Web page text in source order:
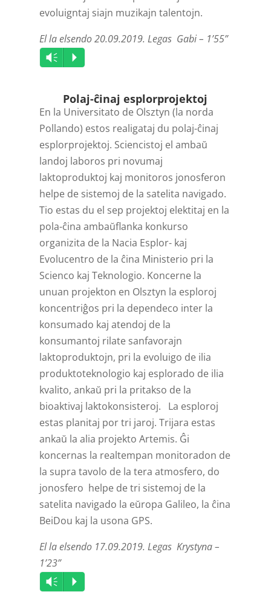
evoluigntaj siajn muzikajn talentojn.
El la elsendo 20.09.2019. Legas Gabi – 1’55”
Audio
Player
Vm P
Polaj-ĉinaj esplorprojektoj
En la Universitato de Olsztyn (la norda
Pollando) estos realigataj du polaj-ĉinaj
esplorprojektoj. Sciencistoj el ambaŭ
landoj laboros pri novumaj
laktoproduktoj kaj monitoros jonosferon
helpe de sistemoj de la satelita navigado.
Tio estas du el sep projektoj elektitaj en la
pola-ĉina ambaŭflanka konkurso
organizita de la Nacia Esplor- kaj
Evolucentro de la ĉina Ministerio pri la
Scienco kaj Teknologio. Koncerne la
unuan projekton en Olsztyn la esploroj
koncentriĝos pri la dependeco inter la
konsumado kaj atendoj de la
konsumantoj rilate sanfavorajn
laktoproduktojn, pri la evoluigo de ilia
produktoteknologio kaj esplorado de ilia
kvalito, ankaŭ pri la pritakso de la
bioaktivaj laktokonsisteroj. La esploroj
estas planitaj por tri jaroj. Trijara estas
ankaŭ la alia projekto Artemis. Ĝi
koncernas la realtempan monitoradon de
la supra tavolo de la tera atmosfero, do
jonosfero helpe de tri sistemoj de la
satelita navigado la eŭropa Galileo, la ĉina
BeiDou kaj la usona GPS.
El la elsendo 17.09.2019. Legas Krystyna –
1’23”
Audio
Player
Vm P